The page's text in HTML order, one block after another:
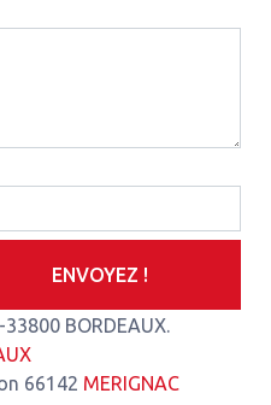
ENVOYEZ !
BORDEAUX.
66142 MERIGNAC